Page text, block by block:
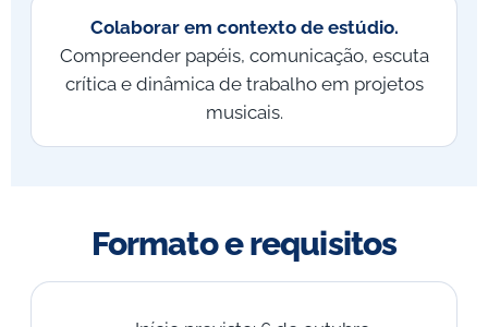
Colaborar em contexto de estúdio.
Compreender papéis, comunicação, escuta
crítica e dinâmica de trabalho em projetos
musicais.
Formato e requisitos